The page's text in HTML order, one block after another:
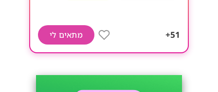
51+ מתאים לי